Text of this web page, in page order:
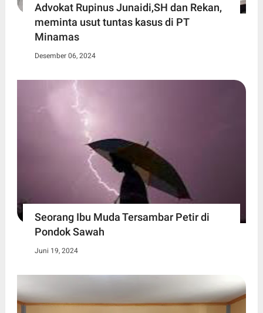
Advokat Rupinus Junaidi,SH dan Rekan,
meminta usut tuntas kasus di PT
Minamas
Desember 06, 2024
Seorang Ibu Muda Tersambar Petir di
Pondok Sawah
Juni 19, 2024